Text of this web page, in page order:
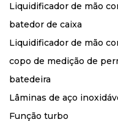
Liquidificador de mão
batedor de caixa
Liquidificador de mão
copo de medição de
batedeira
Lâminas de aço
Função turbo